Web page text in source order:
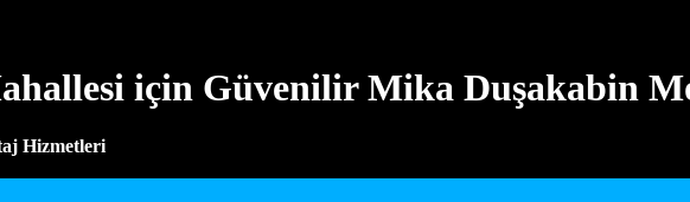
için Güvenilir Mika Duşakabin
Hizmetleri